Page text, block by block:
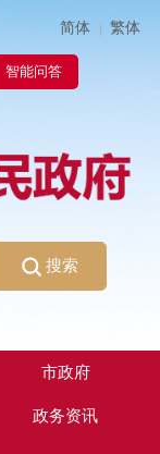
简体 | 繁体
智能问答
搜索
市政府
政务资讯